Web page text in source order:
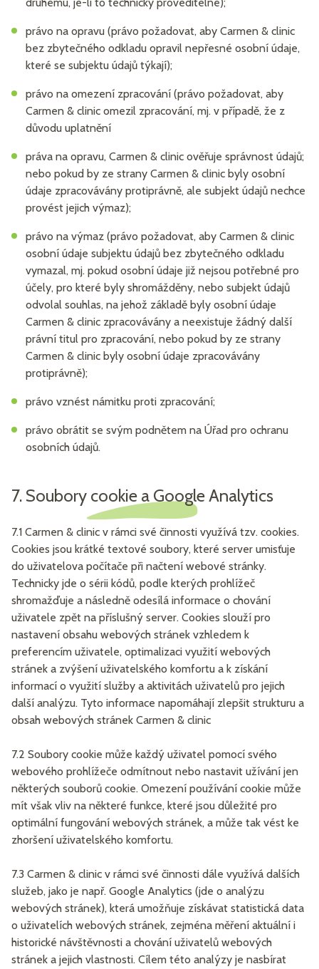
právo na opravu (právo požadovat, aby Carmen & clinic
bez zbytečného odkladu opravil nepřesné osobní údaje,
které se subjektu údajů týkají);
právo na omezení zpracování (právo požadovat, aby
Carmen & clinic omezil zpracování, mj. v případě, že z
důvodu uplatnění
práva na opravu, Carmen & clinic ověřuje správnost údajů;
nebo pokud by ze strany Carmen & clinic byly osobní
údaje zpracovávány protiprávně, ale subjekt údajů nechce
provést jejich výmaz);
právo na výmaz (právo požadovat, aby Carmen & clinic
osobní údaje subjektu údajů bez zbytečného odkladu
vymazal, mj. pokud osobní údaje již nejsou potřebné pro
účely, pro které byly shromážděny, nebo subjekt údajů
odvolal souhlas, na jehož základě byly osobní údaje
Carmen & clinic zpracovávány a neexistuje žádný další
právní titul pro zpracování, nebo pokud by ze strany
Carmen & clinic byly osobní údaje zpracovávány
protiprávně);
právo vznést námitku proti zpracování;
právo obrátit se svým podnětem na Úřad pro ochranu
osobních údajů.
7. Soubory cookie a Google Analytics
7.1 Carmen & clinic v rámci své činnosti využívá tzv. cookies.
Cookies jsou krátké textové soubory, které server umisťuje
do uživatelova počítače při načtení webové stránky.
Technicky jde o sérii kódů, podle kterých prohlížeč
shromažďuje a následně odesílá informace o chování
uživatele zpět na příslušný server. Cookies slouží pro
nastavení obsahu webových stránek vzhledem k
preferencím uživatele, optimalizaci využití webových
stránek a zvýšení uživatelského komfortu a k získání
informací o využití služby a aktivitách uživatelů pro jejich
další analýzu. Tyto informace napomáhají zlepšit strukturu a
obsah webových stránek Carmen & clinic
7.2 Soubory cookie může každý uživatel pomocí svého
webového prohlížeče odmítnout nebo nastavit užívání jen
některých souborů cookie. Omezení používání cookie může
mít však vliv na některé funkce, které jsou důležité pro
optimální fungování webových stránek, a může tak vést ke
zhoršení uživatelského komfortu.
7.3 Carmen & clinic v rámci své činnosti dále využívá dalších
služeb, jako je např. Google Analytics (jde o analýzu
webových stránek), která umožňuje získávat statistická data
o uživatelích webových stránek, zejména měření aktuální i
historické návštěvnosti a chování uživatelů webových
stránek a jejich vlastnosti. Cílem této analýzy je nasbírat